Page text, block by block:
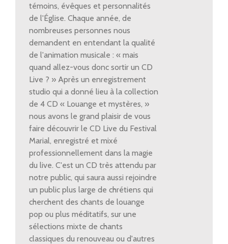
témoins, évêques et personnalités
de l'Église. Chaque année, de
nombreuses personnes nous
demandent en entendant la qualité
de l'animation musicale : « mais
quand allez-vous donc sortir un CD
Live ? » Après un enregistrement
studio qui a donné lieu à la collection
de 4 CD « Louange et mystères, »
nous avons le grand plaisir de vous
faire découvrir le CD Live du Festival
Marial, enregistré et mixé
professionnellement dans la magie
du live. C'est un CD très attendu par
notre public, qui saura aussi rejoindre
un public plus large de chrétiens qui
cherchent des chants de louange
pop ou plus méditatifs, sur une
sélections mixte de chants
classiques du renouveau ou d'autres